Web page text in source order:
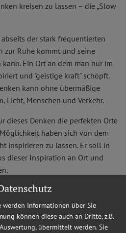
kreisen zu lassen – die „Slow
der stark frequentierten
zur Ruhe kommt und seine
kann. Ein Ort an dem man nur im
und "geistige kraft" schöpft.
kann ohne übermäßige
Licht, Menschen und Verkehr.
dieses Denken die perfekten Orte
haben sich von dem
inspirieren zu lassen. Er soll in
dieser Inspiration an Ort und
möchte mit dem Projekt „Slow
und Bewohner mit einem kleinen
werden Informationen über Sie
können diese auch an Dritte, z.B.
übermittelt werden. Sie